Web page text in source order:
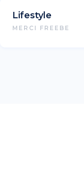
Lifestyle
MERCI FREEBE